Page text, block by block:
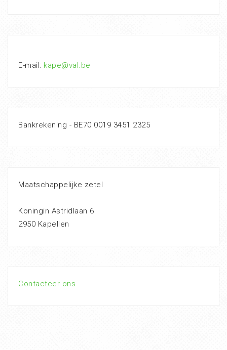
E-mail: kape@val.be
Bankrekening - BE70 0019 3451 2325
Maatschappelijke zetel
Koningin Astridlaan 6
2950 Kapellen
Contacteer ons